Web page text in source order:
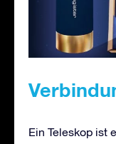
Ein Teleskop ist